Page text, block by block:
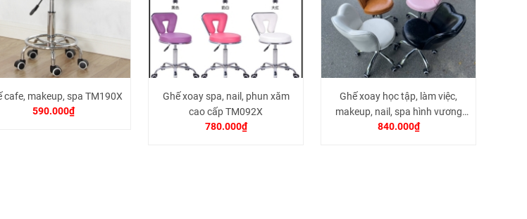
cafe, makeup, spa TM190X
590.000₫
Ghế xoay spa, nail, phun xăm
cao cấp TM092X
780.000₫
Ghế xoay học tập, làm việc,
makeup, nail, spa hình vương
miện - bọc da cao cấp
840.000₫